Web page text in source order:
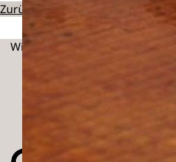
Zurück zu den Ausstellern
Wir danken: